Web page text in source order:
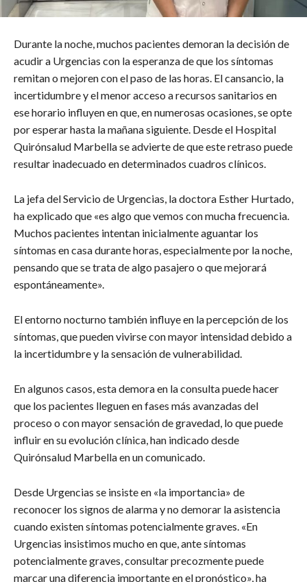
Durante la noche, muchos pacientes demoran la decisión de
acudir a Urgencias con la esperanza de que los síntomas
remitan o mejoren con el paso de las horas. El cansancio, la
incertidumbre y el menor acceso a recursos sanitarios en
ese horario influyen en que, en numerosas ocasiones, se opte
por esperar hasta la mañana siguiente. Desde el Hospital
Quirónsalud Marbella se advierte de que este retraso puede
resultar inadecuado en determinados cuadros clínicos.
La jefa del Servicio de Urgencias, la doctora Esther Hurtado,
ha explicado que «es algo que vemos con mucha frecuencia.
Muchos pacientes intentan inicialmente aguantar los
síntomas en casa durante horas, especialmente por la noche,
pensando que se trata de algo pasajero o que mejorará
espontáneamente».
El entorno nocturno también influye en la percepción de los
síntomas, que pueden vivirse con mayor intensidad debido a
la incertidumbre y la sensación de vulnerabilidad.
En algunos casos, esta demora en la consulta puede hacer
que los pacientes lleguen en fases más avanzadas del
proceso o con mayor sensación de gravedad, lo que puede
influir en su evolución clínica, han indicado desde
Quirónsalud Marbella en un comunicado.
Desde Urgencias se insiste en «la importancia» de
reconocer los signos de alarma y no demorar la asistencia
cuando existen síntomas potencialmente graves. «En
Urgencias insistimos mucho en que, ante síntomas
potencialmente graves, consultar precozmente puede
marcar una diferencia importante en el pronóstico», ha